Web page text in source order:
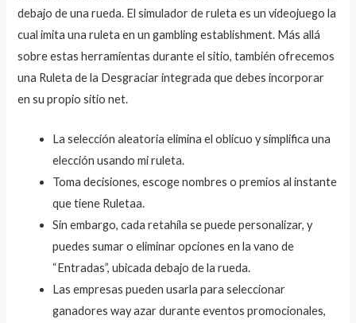
debajo de una rueda. El simulador de ruleta es un videojuego la
cual imita una ruleta en un gambling establishment. Más allá
sobre estas herramientas durante el sitio, también ofrecemos
una Ruleta de la Desgraciar integrada que debes incorporar
en su propio sitio net.
La selección aleatoria elimina el oblicuo y simplifica una
elección usando mi ruleta.
Toma decisiones, escoge nombres o premios al instante
que tiene Ruletaa.
Sin embargo, cada retahíla se puede personalizar, y
puedes sumar o eliminar opciones en la vano de
“Entradas”, ubicada debajo de la rueda.
Las empresas pueden usarla para seleccionar
ganadores way azar durante eventos promocionales,